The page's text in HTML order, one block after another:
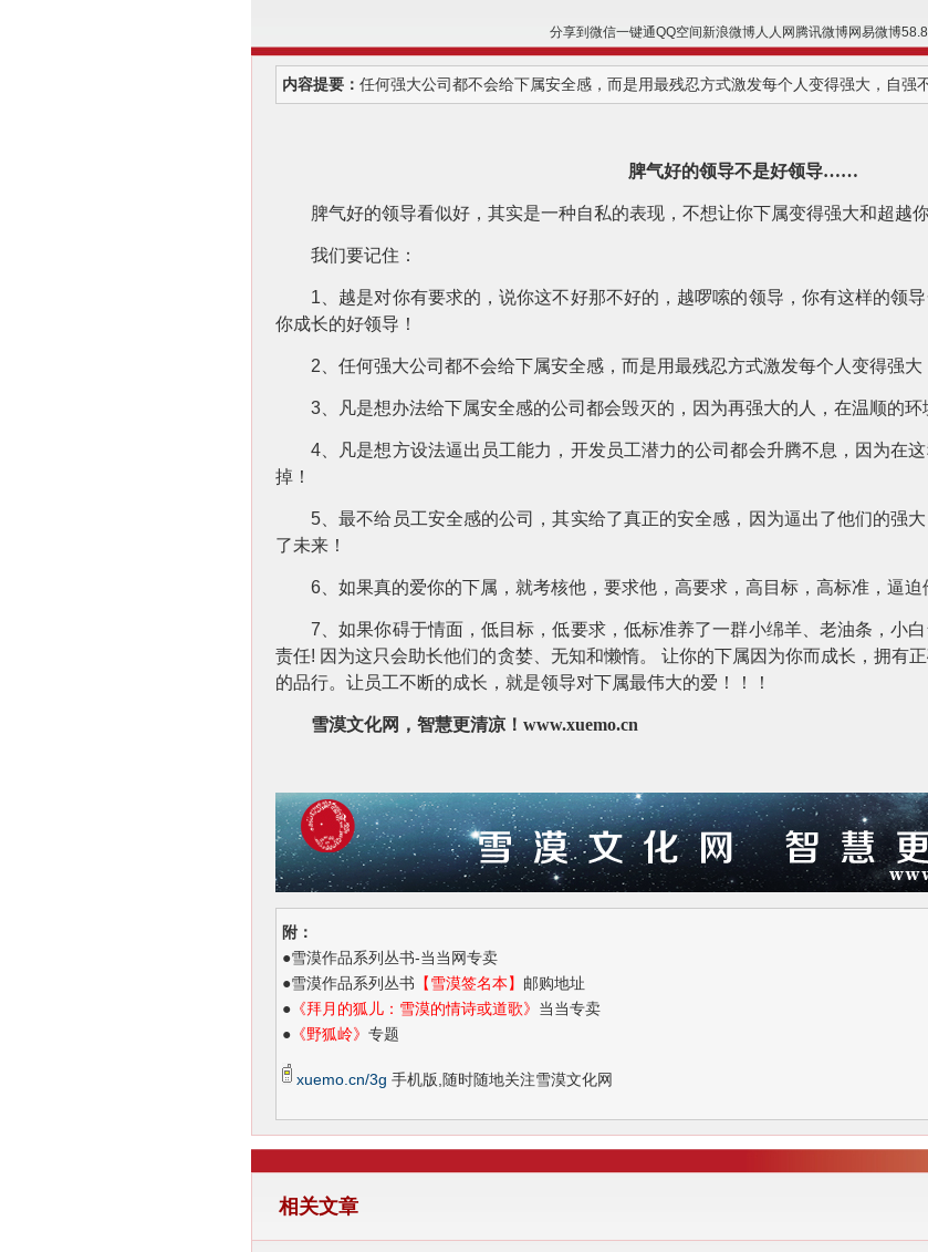
你我的对手，总是自己 ——《拜月的狐儿》享
·《拜月的狐儿——雪漠的情诗或道歌》，读诗
·在诗歌的季节走进“春天”——《拜月的狐儿
《野狐岭》探秘之——解读木鱼爸忧伤的眼神
·当你发现黑
·当你的心成
·【雪漠心语
·一切欲望都
你舍不得用念
分享到 微信一键通QQ空间新浪微博人人网 腾讯微博网易微博
内容提要： 任何强大公司都不会给下属安全感，而是用最残忍方式激发每个人变得强大，自强
脾气好的领导不是好领导……
脾气好的领导看似好，其实是一种自私的表现，不想让你下属变得强大和超越你
我们要记住：
1 、越是对你有要求的，说你这不好那不好的，越啰嗦的领导，你有这样的领
你成长的好领导！
2 、任何强大公司都不会给下属安全感，而是用最残忍方式激发每个人变得强大
3 、凡是想办法给下属安全感的公司都会毁灭的，因为再强大的人，在温顺的环
4 、凡是想方设法逼出员工能力，开发员工潜力的公司都会升腾不息，因为在
掉！
5 、最不给员工安全感的公司，其实给了真正的安全感，因为逼出了他们的强
了未来！
6 、如果真的爱你的下属，就考核他，要求他，高要求，高目标，高标准，逼迫
7 、如果你碍于情面，低目标，低要求，低标准养了一群小绵羊、老油条，小
责任! 因为这只会助长他们的贪婪、无知和懒惰。
让你的下属因为你而成长，拥有
的品行。让员工不断的成长，就是领导对下属最伟大的爱！！！
雪漠文化网，智慧更清凉！ www.xuemo.cn
附：
●雪漠作品系列丛书-当当网专卖
●雪漠作品系列丛书 【雪漠签名本】 邮购地址
● 《拜月的狐儿：雪漠的情诗或道歌》 当当专卖
● 《野狐岭》 专题
xuemo.cn/3g 手机版,随时随地关注雪漠文化网
相关文章